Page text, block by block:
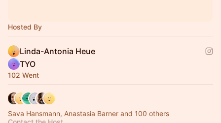
Hosted By
Linda-Antonia Heue
TYO
102 Went
Sava Hansmann, Anastasia Barner and 100 others